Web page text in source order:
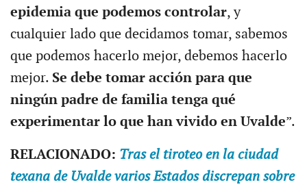
epidemia que podemos controlar, y
cualquier lado que decidamos tomar, sabemos
que podemos hacerlo mejor, debemos hacerlo
mejor. Se debe tomar acción para que
ningún padre de familia tenga qué
experimentar lo que han vivido en Uvalde”.
RELACIONADO: Tras el tiroteo en la ciudad
texana de Uvalde varios Estados discrepan sobre